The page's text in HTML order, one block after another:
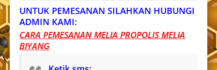
UNTUK PEMESANAN SILAHKAN HUBUNGI
ADMIN KAMI:
CARA PEMESANAN MELIA PROPOLIS MELIA
BIYANG